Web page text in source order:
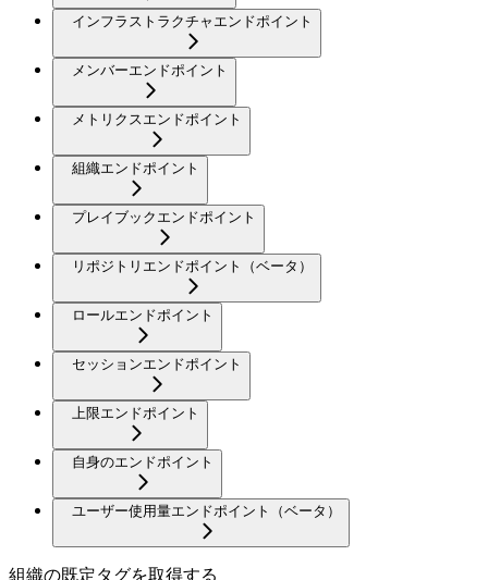
インフラストラクチャエンドポイント
メンバーエンドポイント
メトリクスエンドポイント
組織エンドポイント
プレイブックエンドポイント
リポジトリエンドポイント（ベータ）
ロールエンドポイント
セッションエンドポイント
上限エンドポイント
自身のエンドポイント
ユーザー使用量エンドポイント（ベータ）
組織の既定タグを取得する